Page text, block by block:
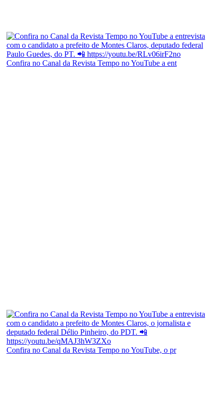
Confira no Canal da Revista Tempo no YouTube a ent
Confira no Canal da Revista Tempo no YouTube, o pr